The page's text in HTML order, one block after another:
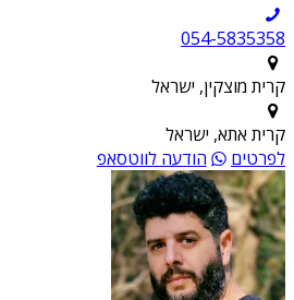
054-5835358
קרית מוצקין, ישראל
קרית אתא, ישראל
לפרטים
הודעה לווטסאפ